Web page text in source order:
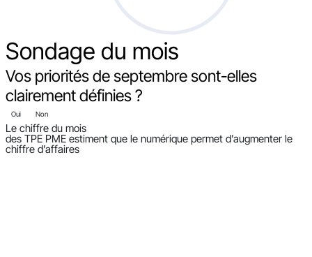
Sondage du mois
Vos priorités de septembre sont-elles
clairement définies ?
Oui Non
Le chiffre du mois
des TPE PME estiment que le numérique permet d’augmenter le
chiffre d’affaires